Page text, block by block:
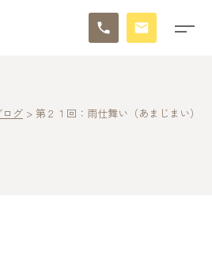
ログ > 第２１回：雨仕舞い（あまじまい）